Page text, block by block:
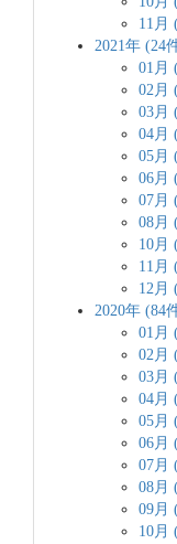
11月
2021年 (24
01月
02月
03月
04月
05月
06月
07月
08月
10月
11月
12月
2020年 (84
01月
02月
03月
04月
05月
06月
07月
08月
09月
10月